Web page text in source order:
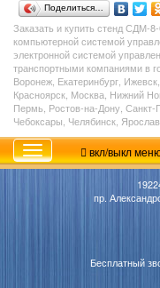
Поделиться…
Заказать и купить стенд СДМ-
компьютерной системой
электронной системой
транспортными компаниями в
Воронеж, Екатеринбург,
Красноярск, Москва, Нижний
Пермь, Ростов-на-Дону,
Чебоксары, Челябинск,
вкл/выкл
пр.
Бесплатный